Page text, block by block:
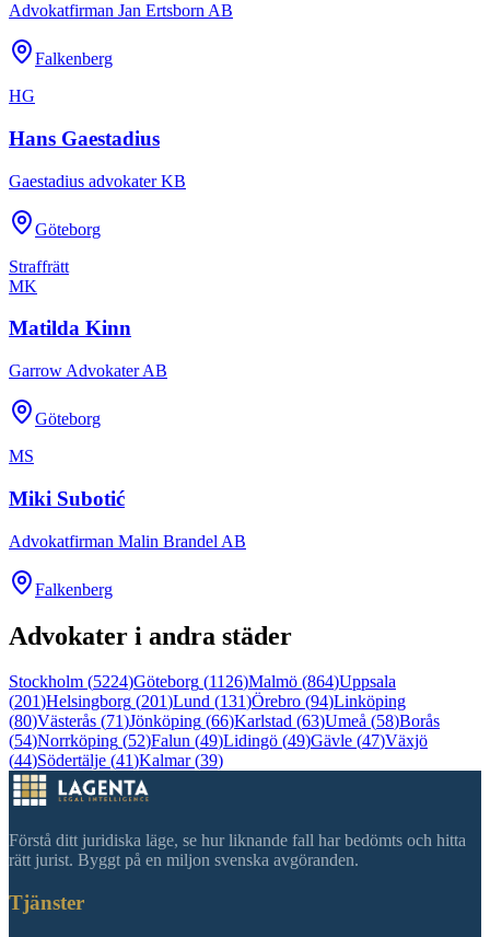
Advokatfirman Jan Ertsborn AB
Falkenberg
HG
Hans Gaestadius
Gaestadius advokater KB
Göteborg
Straffrätt
MK
Matilda Kinn
Garrow Advokater AB
Göteborg
MS
Miki Subotić
Advokatfirman Malin Brandel AB
Falkenberg
Advokater i andra städer
Stockholm (5224)Göteborg (1126)Malmö (864)Uppsala
(201)Helsingborg (201)Lund (131)Örebro (94)Linköping
(80)Västerås (71)Jönköping (66)Karlstad (63)Umeå (58)Borås
(54)Norrköping (52)Falun (49)Lidingö (49)Gävle (47)Växjö
(44)Södertälje (41)Kalmar(39)
Förstå ditt juridiska läge, se hur liknande fall har bedömts och hitta
rätt jurist. Byggt på en miljon svenska avgöranden.
Tjänster